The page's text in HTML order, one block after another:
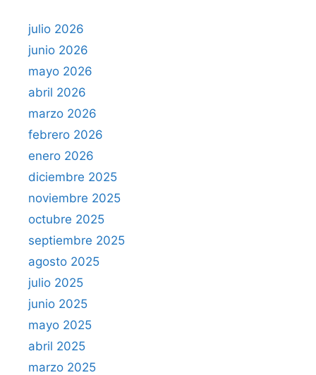
julio 2026
junio 2026
mayo 2026
abril 2026
marzo 2026
febrero 2026
enero 2026
diciembre 2025
noviembre 2025
octubre 2025
septiembre 2025
agosto 2025
julio 2025
junio 2025
mayo 2025
abril 2025
marzo 2025